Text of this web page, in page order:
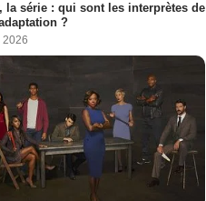
la série : qui sont les interprètes de
?
2026